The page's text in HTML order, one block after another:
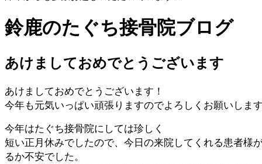
鈴鹿のたぐち接骨院ブログ
あけましておめでとうございます
あけましておめでとうございます！
今年も元気いっぱい頑張りますのでよろしくお願いしま
今年はたぐち接骨院にしては珍しく
短い正月休みでしたので、今日の来院してくれる患者様
るか不安でした。